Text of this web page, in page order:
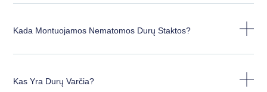
Kada Montuojamos Nematomos Durų Staktos?
Kas Yra Durų Varčia?